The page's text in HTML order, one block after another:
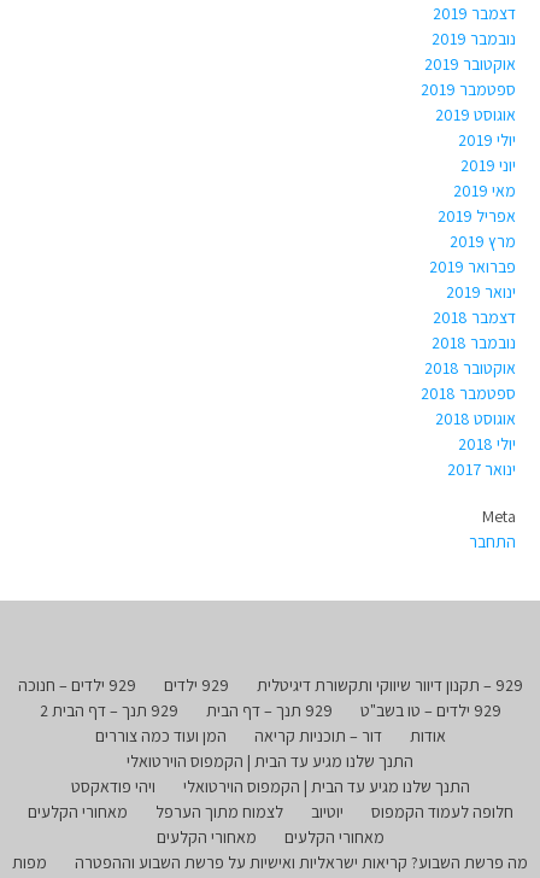
דצמבר 2019
נובמבר 2019
אוקטובר 2019
ספטמבר 2019
אוגוסט 2019
יולי 2019
יוני 2019
מאי 2019
אפריל 2019
מרץ 2019
פברואר 2019
ינואר 2019
דצמבר 2018
נובמבר 2018
אוקטובר 2018
ספטמבר 2018
אוגוסט 2018
יולי 2018
ינואר 2017
Meta
התחבר
929 – תקנון דיוור שיווקי ותקשורת דיגיטלית 929 ילדים
929 ילדים – חנוכה
929 ילדים – טו בשב"ט
929 תנך – דף הבית
929 תנך – דף הבית 2
אודות
דור – תוכניות קריאה
המן ועוד כמה צוררים
התנך שלנו מגיע עד הבית | הקמפוס הוירטואלי
התנך שלנו מגיע עד הבית | הקמפוס הוירטואלי
ויהי פודאקסט
חלופה לעמוד הקמפוס
יוטיוב לצמוח מתוך הערפל
מאחורי הקלעים
מאחורי הקלעים
מאחורי הקלעים
מה פרשת השבוע? קריאות ישראליות ואישיות על פרשת השבוע וההפטרה
מפות